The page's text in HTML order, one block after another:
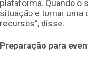
plataforma. Quando o
situação e tomar uma
recursos”, disse.
Preparação para